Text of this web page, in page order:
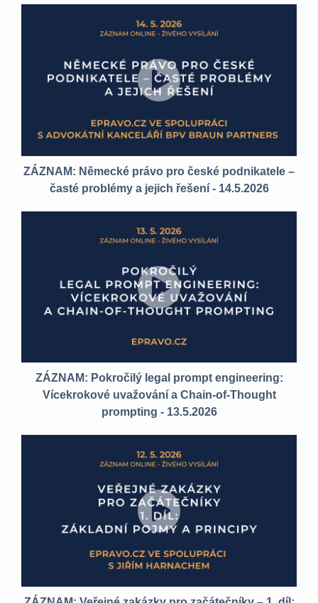
ZÁZNAM: Německé právo pro české podnikatele –
časté problémy a jejich řešení - 14.5.2026
ZÁZNAM: Pokročilý legal prompt engineering:
Vícekrokové uvažování a Chain-of-Thought
prompting - 13.5.2026